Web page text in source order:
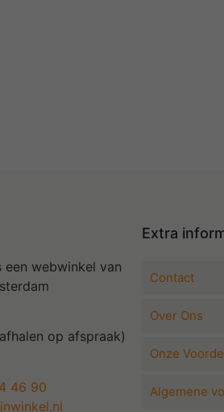
een webwinkel van
op afspraak)
46 90
Extra
Contact
Over Ons
Onze
Algemene